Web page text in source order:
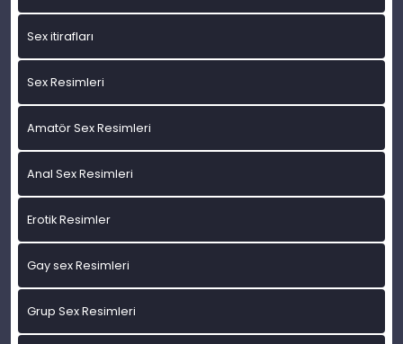
Sex itirafları
Sex Resimleri
Amatör Sex Resimleri
Anal Sex Resimleri
Erotik Resimler
Gay sex Resimleri
Grup Sex Resimleri